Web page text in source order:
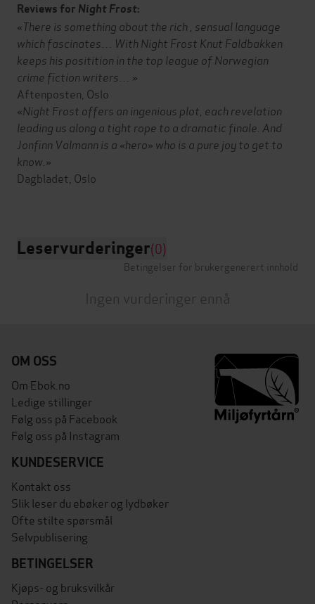
Reviews for Night Frost:
«There is something about the rich , sensual language
which fascinates… With Night Frost Knut Faldbakken
keeps his positition in the top league of Norwegian
crime fiction writers… »
Aftenposten, Oslo
«Night Frost offers an ingenious plot, each revelation
leading us along a tight rope to a dramatic finale. And
Jonfinn Valmann is a «hero» who is a pure joy to get to
know.»
Dagbladet, Oslo
Leservurderinger(0)
Betingelser for brukergenerert innhold
Ingen vurderinger ennå
OM OSS
Om Ebok.no
Ledige stillinger
Følg oss på Facebook
Følg oss på Instagram
KUNDESERVICE
Kontakt oss
Slik leser du ebøker og lydbøker
Ofte stilte spørsmål
Selvpublisering
BETINGELSER
Kjøps- og bruksvilkår